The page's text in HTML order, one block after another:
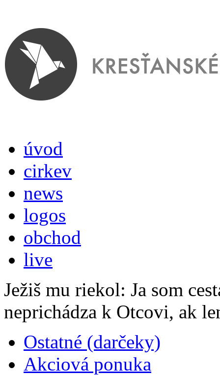
úvod
cirkev
news
logos
obchod
live
Ježiš mu riekol: Ja som
neprichádza k Otcovi, ak
Ostatné (darčeky)
Akciová ponuka